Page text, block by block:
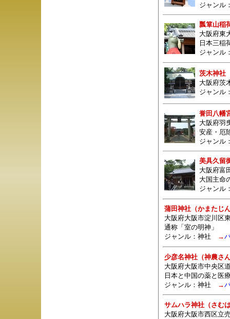
ジャンル
瓢箪山稲
大阪府東
日本三稲
ジャンル
茨木神社
大阪府茨
ジャンル
誉田八幡
大阪府羽
安産・厄
ジャンル
美具久留
大阪府富
大国主命
ジャンル
蒲田神社（かまたじ
大阪府大阪市淀川区
通称「室の明神」
ジャンル： 神社 →
少彦名神社（神農さ
大阪府大阪市中央区
日本と中国の薬と医
ジャンル： 神社 →
サムハラ神社（さむ
大阪府大阪市西区立